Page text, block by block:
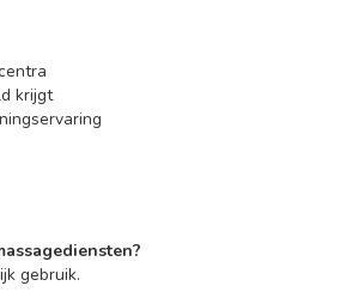
krijgt
gebruik.